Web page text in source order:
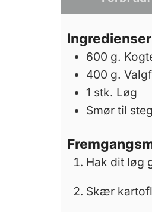
Ingredienser
600 g.
400 g.
1 stk. Løg
Smør til
Hak dit løg
Skær